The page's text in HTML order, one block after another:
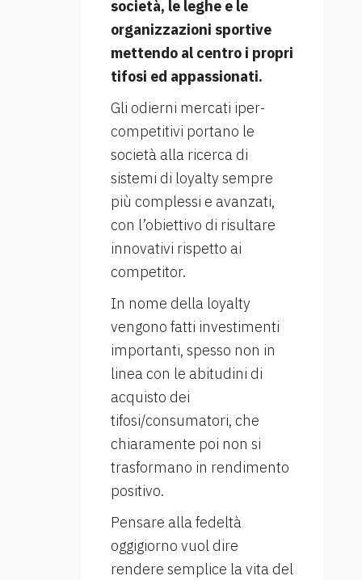
società, le leghe e le
organizzazioni sportive
mettendo al centro i propri
tifosi ed appassionati.
Gli odierni mercati iper-
competitivi portano le
società alla ricerca di
sistemi di loyalty sempre
più complessi e avanzati,
con l’obiettivo di risultare
innovativi rispetto ai
competitor.
In nome della loyalty
vengono fatti investimenti
importanti, spesso non in
linea con le abitudini di
acquisto dei
tifosi/consumatori, che
chiaramente poi non si
trasformano in rendimento
positivo.
Pensare alla fedeltà
oggigiorno vuol dire
rendere semplice la vita del